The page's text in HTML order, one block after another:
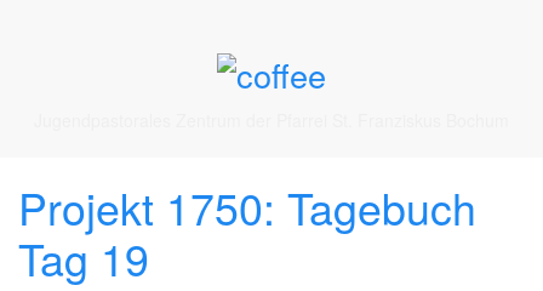
Projekt 1750: Tagebuch
Tag 19